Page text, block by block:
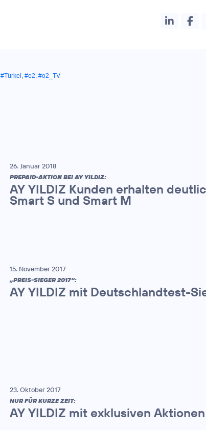
#Türkei, #o2, #o2_TV
26. Januar 2018
PREPAID-AKTION BEI AY YILDIZ:
AY YILDIZ Kunden erhalten
Smart S und Smart M
15. November 2017
„PREIS-SIEGER 2017“:
AY YILDIZ mit Deutschlandtest-
23. Oktober 2017
NUR FÜR KURZE ZEIT:
AY YILDIZ mit exklusiven